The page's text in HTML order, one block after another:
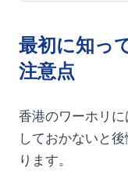
最初に知っ
注意点
香港のワーホリ
しておかないと
ります。